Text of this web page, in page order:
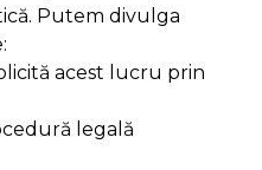
Putem divulga
acest lucru prin
legală